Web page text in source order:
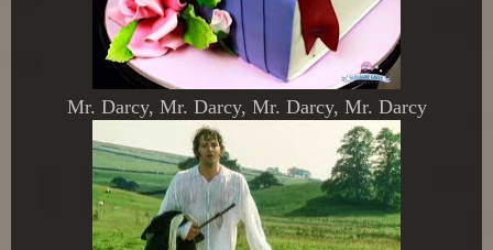
Mr. Darcy, Mr. Darcy, Mr. Darcy, Mr. Darcy